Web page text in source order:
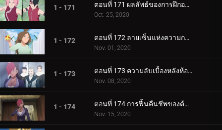
1 - 171 ตอนที่ 171 ผลลัพธ์ของการฝึกอบรม
Oct. 25, 2020
1 - 172 ตอนที่ 172 ลายเซ็นแห่งความกลัว
Nov. 01, 2020
1 - 173 ตอนที่ 173 ความลับเบื้องหลังห้องใต้ดิน
Nov. 08, 2020
1 - 174 ตอนที่ 174 การฟื้นคืนชีพของต้นไม้ศักดิ์สิทธิ์
Nov. 15, 2020